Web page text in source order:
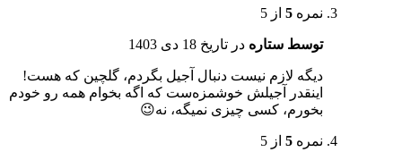
نمره 5 از 5
توسط ستاره در تاریخ 18 دی 1403
دیگه لازم نیست دنبال آجیل بگردم، گلچین که هست!
اینقدر آجیلش خوشمزه‌ست که اگه بخوام همه رو خودم
بخورم، کسی چیزی نمیگه، نه😉
نمره 5 از 5